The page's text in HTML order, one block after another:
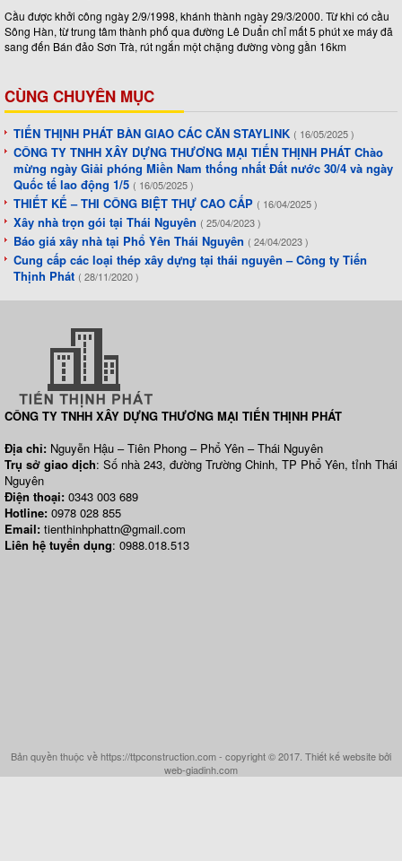
Cầu được khởi công ngày 2/9/1998, khánh thành ngày 29/3/2000. Từ khi có cầu
Sông Hàn, từ trung tâm thành phố qua đường Lê Duẩn chỉ mất 5 phút xe máy đã
sang đến Bán đảo Sơn Trà, rút ngắn một chặng đường vòng gần 16km
CÙNG CHUYÊN MỤC
TIẾN THỊNH PHÁT BÀN GIAO CÁC CĂN STAYLINK ( 16/05/2025 )
CÔNG TY TNHH XÂY DỰNG THƯƠNG MẠI TIẾN THỊNH PHÁT Chào
mừng ngày Giải phóng Miền Nam thống nhất Đất nước 30/4 và ngày
Quốc tế lao động 1/5 ( 16/05/2025 )
THIẾT KẾ – THI CÔNG BIỆT THỰ CAO CẤP ( 16/04/2025 )
Xây nhà trọn gói tại Thái Nguyên ( 25/04/2023 )
Báo giá xây nhà tại Phổ Yên Thái Nguyên ( 24/04/2023 )
Cung cấp các loại thép xây dựng tại thái nguyên – Công ty Tiến
Thịnh Phát ( 28/11/2020 )
CÔNG TY TNHH XÂY DỰNG THƯƠNG MẠI TIẾN THỊNH PHÁT
Địa chỉ: Nguyễn Hậu – Tiên Phong – Phổ Yên – Thái Nguyên
Trụ sở giao dịch: Số nhà 243, đường Trường Chinh, TP Phổ Yên, tỉnh Thái
Nguyên
Điện thoại: 0343 003 689
Hotline: 0978 028 855
Email: tienthinhphattn@gmail.com
Liên hệ tuyển dụng: 0988.018.513
Bản quyền thuộc về https://ttpconstruction.com - copyright © 2017. Thiết kế website bởi
web-giadinh.com